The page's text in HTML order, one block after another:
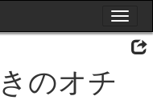
Toggle
のオチ